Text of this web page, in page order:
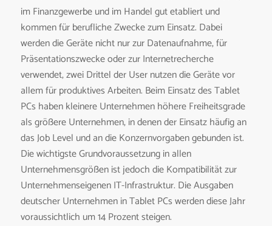
im Finanzgewerbe und im Handel gut etabliert und
kommen für berufliche Zwecke zum Einsatz. Dabei
werden die Geräte nicht nur zur Datenaufnahme, für
Präsentationszwecke oder zur Internetrecherche
verwendet, zwei Drittel der User nutzen die Geräte vor
allem für produktives Arbeiten. Beim Einsatz des Tablet
PCs haben kleinere Unternehmen höhere Freiheitsgrade
als größere Unternehmen, in denen der Einsatz häufig an
das Job Level und an die Konzernvorgaben gebunden ist.
Die wichtigste Grundvoraussetzung in allen
Unternehmensgrößen ist jedoch die Kompatibilität zur
Unternehmenseigenen IT-Infrastruktur. Die Ausgaben
deutscher Unternehmen in Tablet PCs werden diese Jahr
voraussichtlich um 14 Prozent steigen.